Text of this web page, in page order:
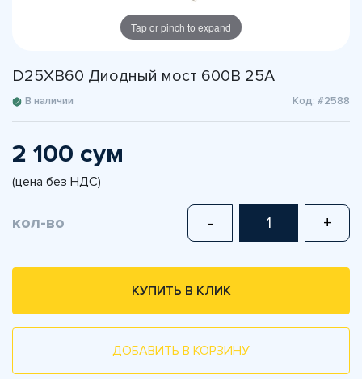
Tap or pinch to expand
D25XB60 Диодный мост 600В 25А
В наличии Код: #2588
2 100 сум
(цена без НДС)
кол-во - +
КУПИТЬ В КЛИК
ДОБАВИТЬ В КОРЗИНУ